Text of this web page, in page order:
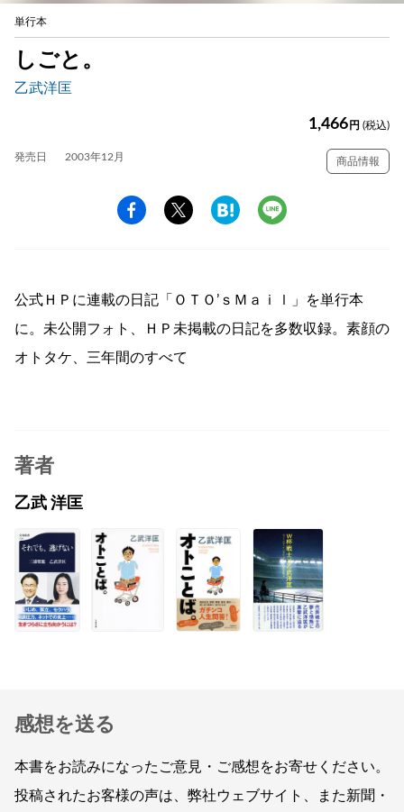
単行本
しごと。
乙武洋匡
1,466 円 (税込)
発売日 2003年12月 商品情報
公式ＨＰに連載の日記「ＯＴＯ’ｓＭａｉｌ」を単行本
に。未公開フォト、ＨＰ未掲載の日記を多数収録。素顔の
オトタケ、三年間のすべて
著者
乙武 洋匡
感想を送る
本書をお読みになったご意見・ご感想をお寄せください。
投稿されたお客様の声は、弊社ウェブサイト、また新聞・